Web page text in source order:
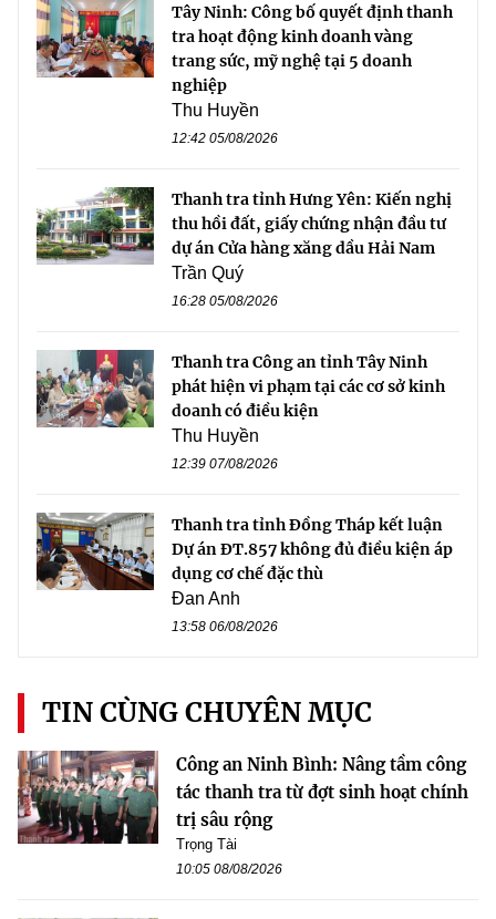
Tây Ninh: Công bố quyết định thanh
tra hoạt động kinh doanh vàng
trang sức, mỹ nghệ tại 5 doanh
nghiệp
Thu Huyền
12:42 05/08/2026
Thanh tra tỉnh Hưng Yên: Kiến nghị
thu hồi đất, giấy chứng nhận đầu tư
dự án Cửa hàng xăng dầu Hải Nam
Trần Quý
16:28 05/08/2026
Thanh tra Công an tỉnh Tây Ninh
phát hiện vi phạm tại các cơ sở kinh
doanh có điều kiện
Thu Huyền
12:39 07/08/2026
Thanh tra tỉnh Đồng Tháp kết luận
Dự án ĐT.857 không đủ điều kiện áp
dụng cơ chế đặc thù
Đan Anh
13:58 06/08/2026
TIN CÙNG CHUYÊN MỤC
Công an Ninh Bình: Nâng tầm công
tác thanh tra từ đợt sinh hoạt chính
trị sâu rộng
Trọng Tài
10:05 08/08/2026